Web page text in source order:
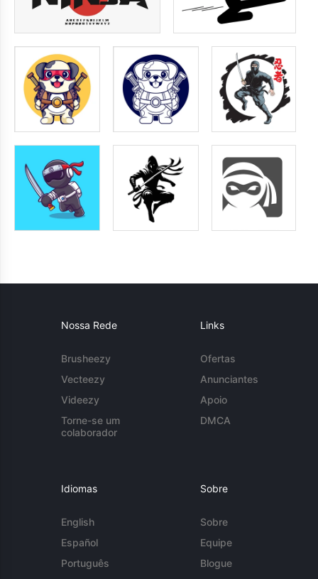
Nossa Rede
Brusheezy
Vecteezy
Videezy
Torne-se um
colaborador
Links
Ofertas
Anunciantes
Apoio
DMCA
Idiomas
English
Español
Português
Sobre
Sobre
Equipe
Blogue